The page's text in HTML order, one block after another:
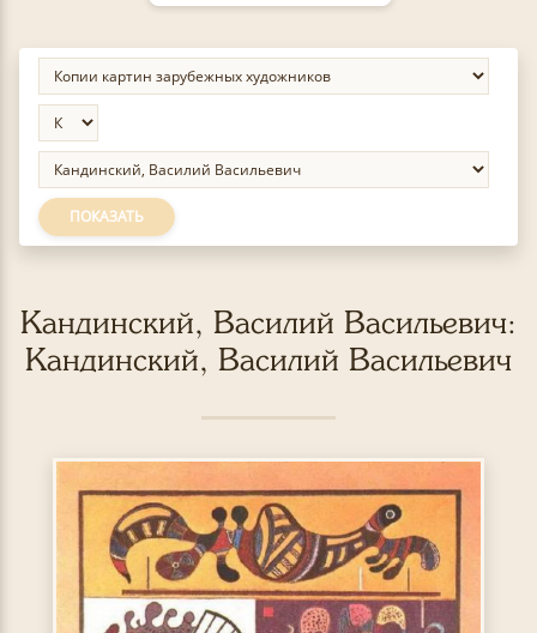
ПОКАЗАТЬ
Кандинский, Василий Васильевич:
Кандинский, Василий Васильевич